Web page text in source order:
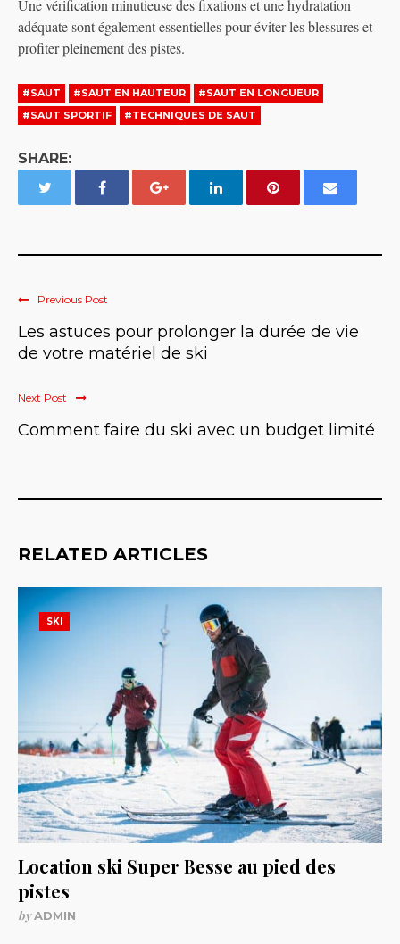
Une vérification minutieuse des fixations et une hydratation
adéquate sont également essentielles pour éviter les blessures et
profiter pleinement des pistes.
#SAUT #SAUT EN HAUTEUR
#SAUT EN LONGUEUR
#SAUT SPORTIF
#TECHNIQUES DE SAUT
SHARE:
Previous Post
Les astuces pour prolonger la durée de vie
de votre matériel de ski
Next Post
Comment faire du ski avec un budget limité
RELATED ARTICLES
SKI
Location ski Super Besse au pied des
pistes
byADMIN